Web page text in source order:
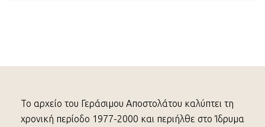
Το αρχείο του Γεράσιμου Αποστολάτου καλύπτει τη
χρονική περίοδο 1977-2000 και περιήλθε στο Ίδρυμα